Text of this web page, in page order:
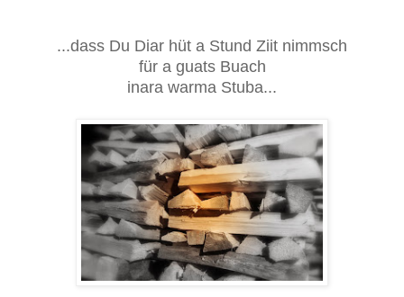
...dass Du Diar hüt a Stund Ziit nimmsch
für a guats Buach
inara warma Stuba...